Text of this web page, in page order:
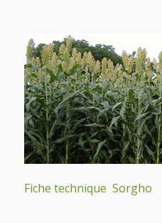
Fiche technique Sorgho